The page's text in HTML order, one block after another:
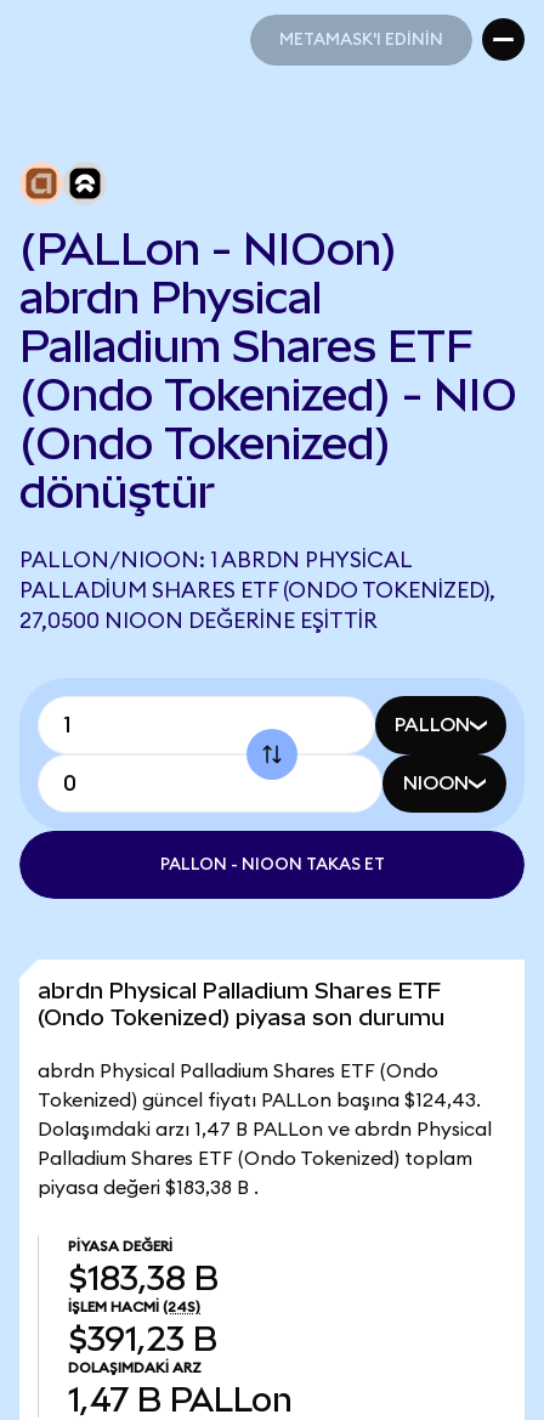
METAMASK'I EDİNİN
(PALLon - NIOon)
abrdn Physical
Palladium Shares ETF
(Ondo Tokenized) - NIO
(Ondo Tokenized)
dönüştür
PALLON/NIOON: 1 ABRDN PHYSICAL
PALLADIUM SHARES ETF (ONDO TOKENIZED),
27,0500 NIOON DEĞERINE EŞITTIR
PALLON
NIOON
PALLON - NIOON TAKAS ET
abrdn Physical Palladium Shares ETF
(Ondo Tokenized) piyasa son durumu
abrdn Physical Palladium Shares ETF (Ondo
Tokenized) güncel fiyatı PALLon başına $124,43.
Dolaşımdaki arzı 1,47 B PALLon ve abrdn Physical
Palladium Shares ETF (Ondo Tokenized) toplam
piyasa değeri $183,38 B .
PIYASA DEĞERI
$183,38 B
İŞLEM HACMI (24S)
$391,23 B
DOLAŞIMDAKI ARZ
1,47 B PALLon